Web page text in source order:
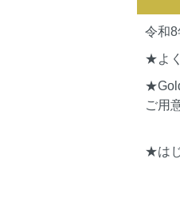
令和
★よ
ご用
★は